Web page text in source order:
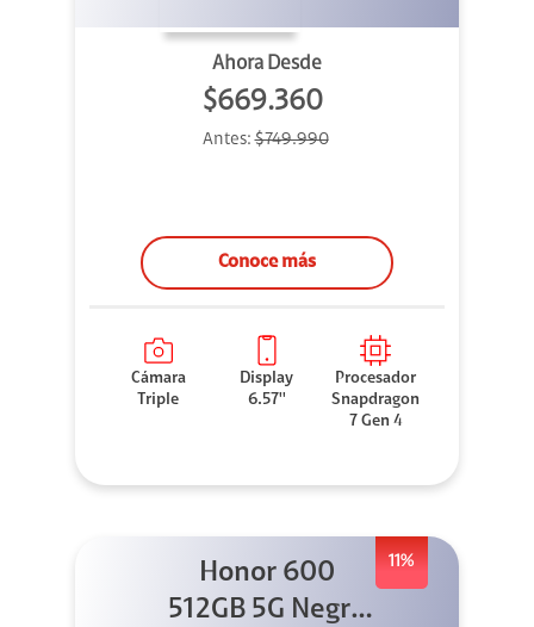
Ahora Desde
$669.360
Antes:$749.990
Conoce más
Cámara
Triple
Display
6.57''
Procesador
Snapdragon
7 Gen 4
11%
Honor 600
512GB 5G Negro